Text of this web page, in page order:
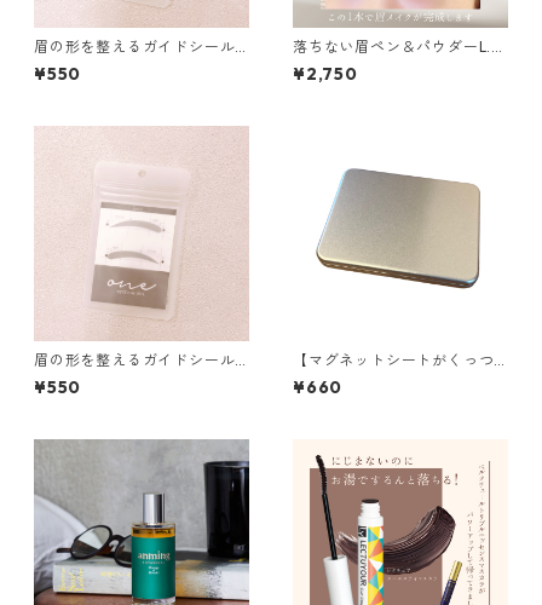
眉の形を整えるガイドシール s
traight-mannish01
¥550
落ちない眉ペン＆パウダーL.L.
Brow アイブロウ
¥2,750
眉の形を整えるガイドシール a
rch01
¥550
【マグネットシートがくっつ
く】エクステを収納するケー
ス
¥660